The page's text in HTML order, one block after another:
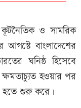
ও সামরিক
বাংলাদেশের
ঘনিষ্ঠ হিসেবে
হওয়ার পর
হতে শুরু করে।